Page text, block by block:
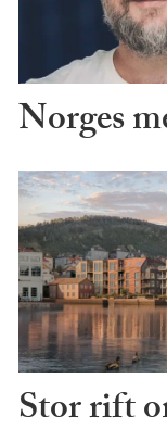
Norges
Stor rift